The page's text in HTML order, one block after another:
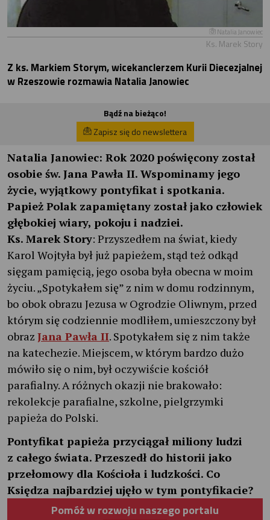
Natalia Janowiec
Ks. Marek Story
Z ks. Markiem Storym, wicekanclerzem Kurii Diecezjalnej
w Rzeszowie rozmawia Natalia Janowiec
Bądź na bieżąco!
Zapisz się do newslettera
Natalia Janowiec: Rok 2020 poświęcony został
osobie św. Jana Pawła II. Wspominamy jego
życie, wyjątkowy pontyfikat i spotkania.
Papież Polak zapamiętany został jako człowiek
głębokiej wiary, pokoju i nadziei.
Ks. Marek Story: Przyszedłem na świat, kiedy
Karol Wojtyła był już papieżem, stąd też odkąd
sięgam pamięcią, jego osoba była obecna w moim
życiu. „Spotykałem się” z nim w domu rodzinnym,
bo obok obrazu Jezusa w Ogrodzie Oliwnym, przed
którym się codziennie modliłem, umieszczony był
obraz Jana Pawła II. Spotykałem się z nim także
na katechezie. Miejscem, w którym bardzo dużo
mówiło się o nim, był oczywiście kościół
parafialny. A różnych okazji nie brakowało:
rekolekcje parafialne, szkolne, pielgrzymki
papieża do Polski.
Pontyfikat papieża przyciągał miliony ludzi
z całego świata. Przeszedł do historii jako
przełomowy dla Kościoła i ludzkości. Co
Księdza najbardziej ujęło w tym pontyfikacie?
Pomóż w rozwoju naszego portalu